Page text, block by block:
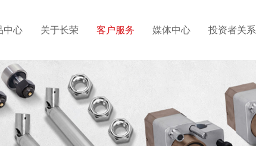
中心 关于长荣 客户服务 媒体中心 投资者关系